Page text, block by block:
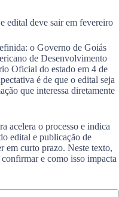
edital deve sair em fevereiro
o Governo de Goiás
de Desenvolvimento
Oficial do estado em 4 de
é de que o edital seja
que interessa diretamente
acelera o processo e indica
edital e publicação de
em curto prazo. Neste texto,
e como isso impacta